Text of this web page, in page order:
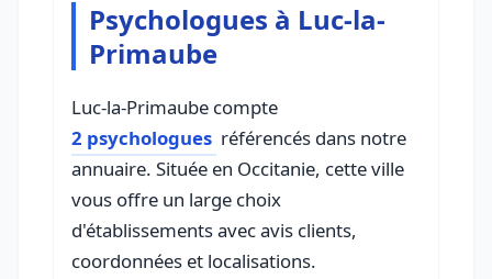
Psychologues à Luc-la-
Primaube
Luc-la-Primaube compte
2 psychologues référencés dans notre
annuaire. Située en Occitanie, cette ville
vous offre un large choix
d'établissements avec avis clients,
coordonnées et localisations.